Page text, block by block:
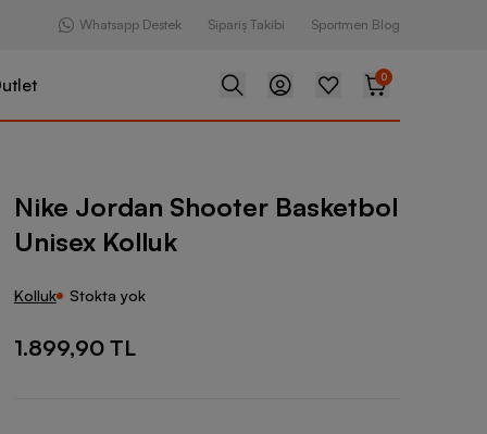
Whatsapp Destek Sipariş Takibi Sportmen Blog
0
Basketbol Unisex Kolluk
Nike Jordan Shooter Basketbol
Unisex Kolluk
Kolluk Stokta yok
1.899,90 TL